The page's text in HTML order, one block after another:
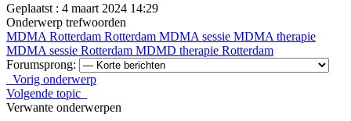
Geplaatst : 4 maart 2024 14:29
Onderwerp trefwoorden
MDMA Rotterdam Rotterdam MDMA sessie MDMA therapie
MDMA sessie Rotterdam MDMD therapie Rotterdam
Forumsprong:
Vorig onderwerp
Volgende topic
Verwante onderwerpen